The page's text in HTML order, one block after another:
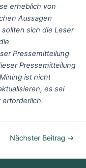
erheblich von
Aussagen
sich die Leser
Pressemitteilung
Pressemitteilung
ist nicht
es sei
Nächster Beitrag →